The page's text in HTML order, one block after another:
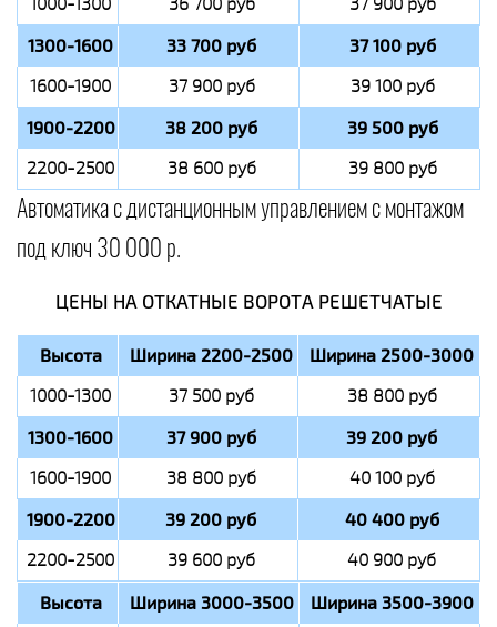
1300-1600 33 700 руб 37 100 руб
1600-1900 37 900 руб 39 100 руб
1900-2200 38 200 руб 39 500 руб
2200-2500 38 600 руб 39 800 руб
Автоматика с дистанционным управлением с монтажом
под ключ 30 000 р.
ЦЕНЫ НА ОТКАТНЫЕ ВОРОТА РЕШЕТЧАТЫЕ
Высота Ширина 2200-2500 Ширина 2500-3000
1000-1300 37 500 руб 38 800 руб
1300-1600 37 900 руб 39 200 руб
1600-1900 38 800 руб 40 100 руб
1900-2200 39 200 руб 40 400 руб
2200-2500 39 600 руб 40 900 руб
Высота Ширина 3000-3500 Ширина 3500-3900